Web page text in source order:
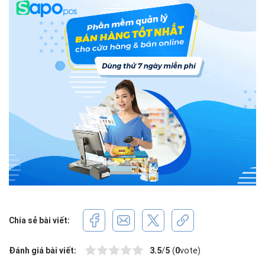
Chia sẻ bài viết:
Đánh giá bài viết: 3.5/5 (0vote)